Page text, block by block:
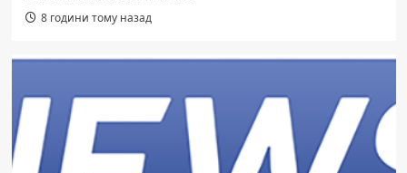
8 години тому назад